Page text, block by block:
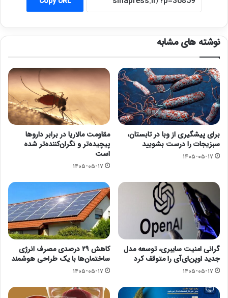
نوشته های مشابه
برای پیشگیری از وبا در تابستان،
سبزیجات را درست بشویید
۱۴۰۵-۰۵-۱۷
مقاومت مالاریا در برابر داروها
پیچیده‌تر و نگران‌کننده‌تر شده
است
۱۴۰۵-۰۵-۱۷
گرانی امنیت سایبری، توسعه مدل
جدید اوپن‌ای‌آی را متوقف کرد
۱۴۰۵-۰۵-۱۷
کاهش ۲۹ درصدی مصرف انرژی
ساختمان‌ها با یک طراحی هوشمند
۱۴۰۵-۰۵-۱۷